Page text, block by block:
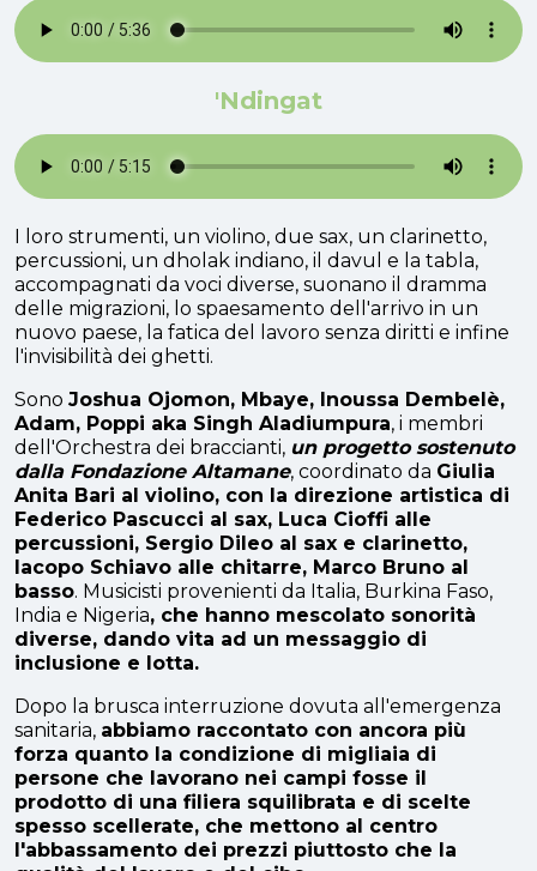
'Ndingat
I loro strumenti, un violino, due sax, un clarinetto,
percussioni, un dholak indiano, il davul e la tabla,
accompagnati da voci diverse, suonano il dramma
delle migrazioni, lo spaesamento dell'arrivo in un
nuovo paese, la fatica del lavoro senza diritti e infine
l'invisibilità dei ghetti.
Sono Joshua Ojomon, Mbaye, Inoussa Dembelè,
Adam, Poppi aka Singh Aladiumpura, i membri
dell'Orchestra dei braccianti, un progetto sostenuto
dalla Fondazione Altamane, coordinato da Giulia
Anita Bari al violino, con la direzione artistica di
Federico Pascucci al sax, Luca Cioffi alle
percussioni, Sergio Dileo al sax e clarinetto,
Iacopo Schiavo alle chitarre, Marco Bruno al
basso. Musicisti provenienti da Italia, Burkina Faso,
India e Nigeria, che hanno mescolato sonorità
diverse, dando vita ad un messaggio di
inclusione e lotta.
Dopo la brusca interruzione dovuta all'emergenza
sanitaria, abbiamo raccontato con ancora più
forza quanto la condizione di migliaia di
persone che lavorano nei campi fosse il
prodotto di una filiera squilibrata e di scelte
spesso scellerate, che mettono al centro
l'abbassamento dei prezzi piuttosto che la